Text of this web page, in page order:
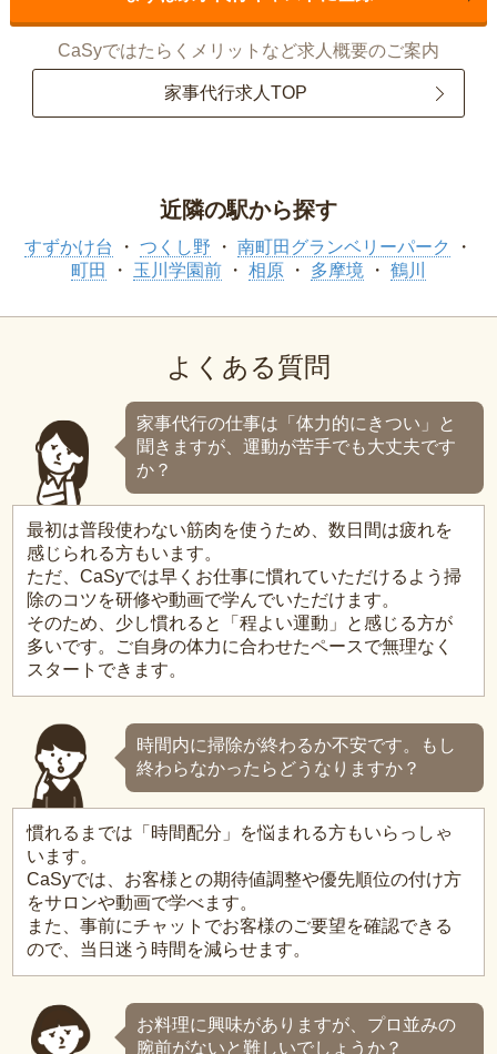
CaSyではたらくメリットなど求人概要のご案内
家事代行求人TOP
近隣の駅から探す
すずかけ台 つくし野
南町田グランベリーパーク
町田
玉川学園前 相原 多摩境 鶴川
よくある質問
家事代行の仕事は「体力的にきつい」と
聞きますが、運動が苦手でも大丈夫です
か？
最初は普段使わない筋肉を使うため、数日間は疲れを
感じられる方もいます。
ただ、CaSyでは早くお仕事に慣れていただけるよう掃
除のコツを研修や動画で学んでいただけます。
そのため、少し慣れると「程よい運動」と感じる方が
多いです。ご自身の体力に合わせたペースで無理なく
スタートできます。
時間内に掃除が終わるか不安です。もし
終わらなかったらどうなりますか？
慣れるまでは「時間配分」を悩まれる方もいらっしゃ
います。
CaSyでは、お客様との期待値調整や優先順位の付け方
をサロンや動画で学べます。
また、事前にチャットでお客様のご要望を確認できる
ので、当日迷う時間を減らせます。
お料理に興味がありますが、プロ並みの
腕前がないと難しいでしょうか？